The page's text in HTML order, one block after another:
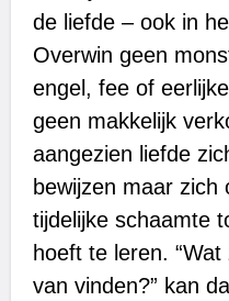
de liefde – ook in
Overwin geen
engel, fee of
geen makkelijk
aangezien liefde
bewijzen maar zich
tijdelijke schaamte
hoeft te leren.
van vinden?” kan